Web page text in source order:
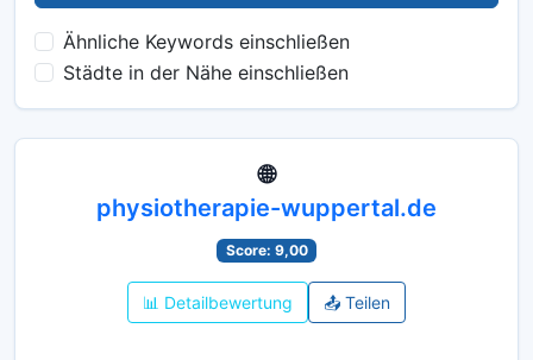
Ähnliche Keywords einschließen
Städte in der Nähe einschließen
🌐
physiotherapie-wuppertal.de
Score: 9,00
📊 Detailbewertung 📤 Teilen